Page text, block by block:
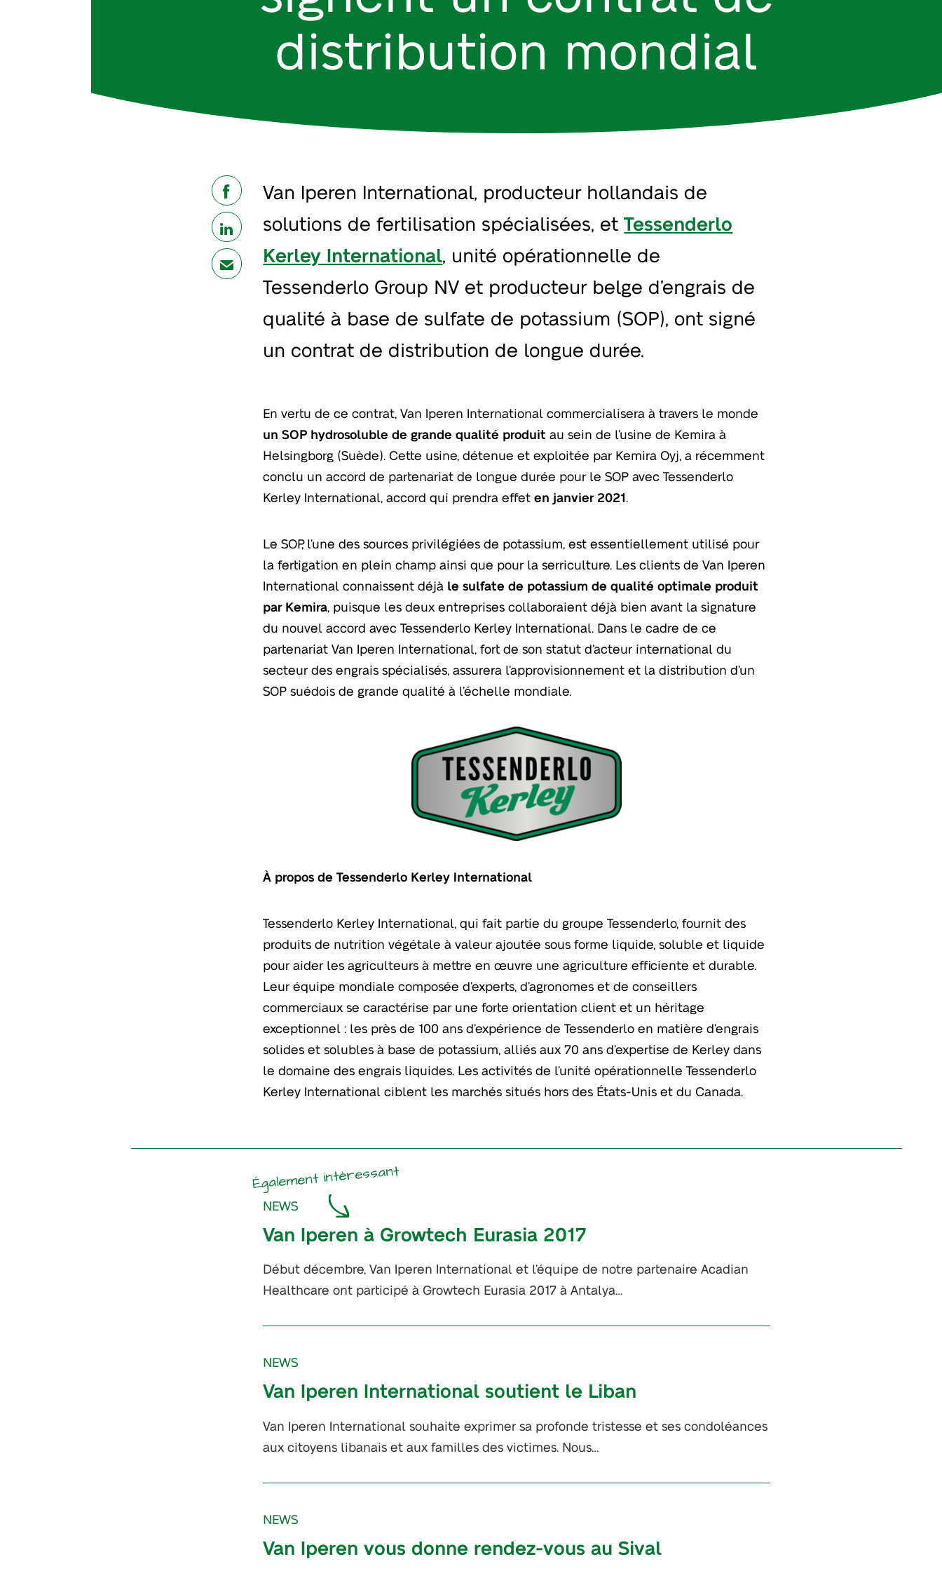
distribution mondial
share
share
mail
Van Iperen International, producteur hollandais de
solutions de fertilisation spécialisées, etTessenderlo
Kerley International, unité opérationnelle de
Tessenderlo Group NV et producteur belge d’engrais de
qualité à base de sulfate de potassium (SOP), ont signé
un contrat de distribution de longue durée.
En vertu de ce contrat, Van Iperen International commercialisera à travers le monde
un SOP hydrosoluble de grande qualité produit au sein de l’usine de Kemira à
Helsingborg (Suède). Cette usine, détenue et exploitée par Kemira Oyj, a récemment
conclu un accord de partenariat de longue durée pour le SOP avec Tessenderlo
Kerley International, accord qui prendra effeten janvier 2021
Le SOP, l’une des sources privilégiées de potassium, est essentiellement utilisé pour
la fertigation en plein champ ainsi que pour la serriculture. Les clients de Van Iperen
International connaissent déjà le sulfate de potassium de qualité optimale produit
par Kemira , puisque les deux entreprises collaboraient déjà bien avant la signature
du nouvel accord avec Tessenderlo Kerley International. Dans le cadre de ce
partenariat Van Iperen International, fort de son statut d’acteur international du
secteur des engrais spécialisés, assurera l’approvisionnement et la distribution d’un
SOP suédois de grande qualité à l’échelle mondiale.
À propos de Tessenderlo Kerley International
Tessenderlo Kerley International, qui fait partie du groupe Tessenderlo, fournit des
produits de nutrition végétale à valeur ajoutée sous forme liquide, soluble et liquide
pour aider les agriculteurs à mettre en œuvre une agriculture efficiente et durable.
Leur équipe mondiale composée d’experts, d’agronomes et de conseillers
commerciaux se caractérise par une forte orientation client et un héritage
exceptionnel : les près de 100 ans d’expérience de Tessenderlo en matière d’engrais
solides et solubles à base de potassium, alliés aux 70 ans d’expertise de Kerley dans
le domaine des engrais liquides. Les activités de l’unité opérationnelle Tessenderlo
Kerley International ciblent les marchés situés hors des États-Unis et du Canada.
Également intéressant
NEWS
Van Iperen à Growtech Eurasia 2017
Début décembre, Van Iperen International et l’équipe de notre partenaire Acadian
Healthcare ont participé à Growtech Eurasia 2017 à Antalya…
NEWS
Van Iperen International soutient le Liban
Van Iperen International souhaite exprimer sa profonde tristesse et ses condoléances
aux citoyens libanais et aux familles des victimes. Nous…
NEWS
Van Iperen vous donne rendez-vous au Sival